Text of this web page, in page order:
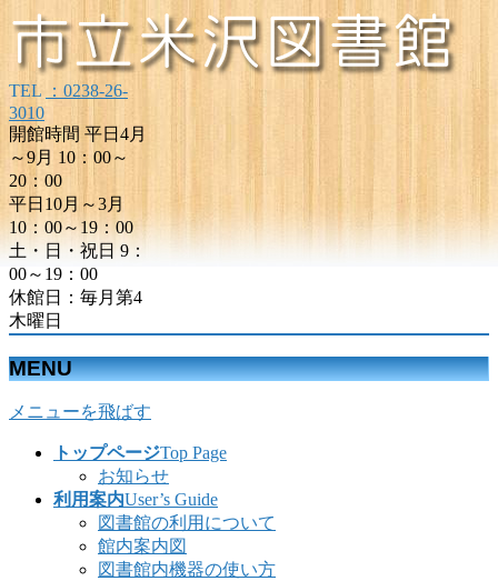
TEL
：0238-26-
3010
開館時間 平日4月
～9月 10：00～
20：00
平日10月～3月
10：00～19：00
土・日・祝日 9：
00～19：00
休館日：毎月第4
木曜日
MENU
メニューを飛ばす
トップページTop Page
お知らせ
利用案内User’s Guide
図書館の利用について
館内案内図
図書館内機器の使い方